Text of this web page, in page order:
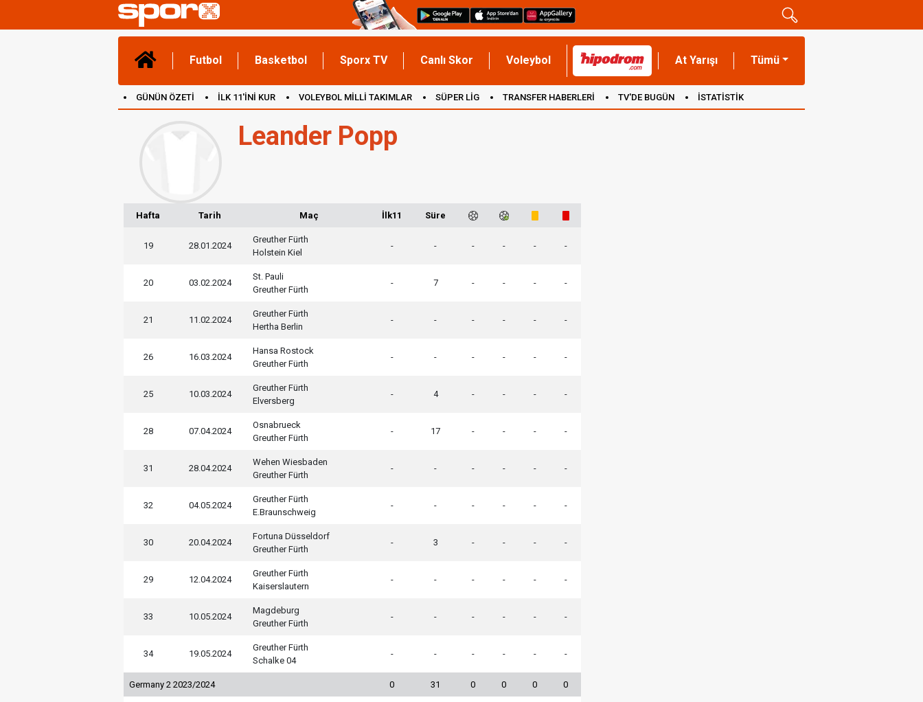
Futbol Basketbol Sporx TV Canlı Skor Voleybol At Yarışı Tümü
GÜNÜN ÖZETİ İLK 11'İNİ KUR VOLEYBOL MİLLİ TAKIMLAR SÜPER LİG TRANSFER HABERLERİ TV'DE BUGÜN İSTATİSTİK
Leander Popp
Hafta Tarih Maç İlk11 Süre
19 28.01.2024
Greuther Fürth
Holstein Kiel
- - - - - -
20 03.02.2024
St. Pauli
Greuther Fürth
- 7 - - - -
21 11.02.2024
Greuther Fürth
Hertha Berlin
- - - - - -
26 16.03.2024
Hansa Rostock
Greuther Fürth
- - - - - -
25 10.03.2024
Greuther Fürth
Elversberg
- 4 - - - -
28 07.04.2024
Osnabrueck
Greuther Fürth
- 17 - - - -
31 28.04.2024
Wehen Wiesbaden
Greuther Fürth
- - - - - -
32 04.05.2024
Greuther Fürth
E.Braunschweig
- - - - - -
30 20.04.2024
Fortuna Düsseldorf
Greuther Fürth
- 3 - - - -
29 12.04.2024
Greuther Fürth
Kaiserslautern
- - - - - -
33 10.05.2024
Magdeburg
Greuther Fürth
- - - - - -
34 19.05.2024
Greuther Fürth
Schalke 04
- - - - - -
Germany 2 2023/2024 0 31 0 0 0 0